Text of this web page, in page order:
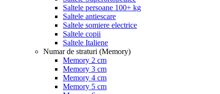
Saltele persoane 100+ kg
Saltele antiescare
Saltele somiere electrice
Saltele copii
Saltele Italiene
Numar de straturi (Memory)
Memory 2 cm
Memory 3 cm
Memory 4 cm
Memory 5 cm